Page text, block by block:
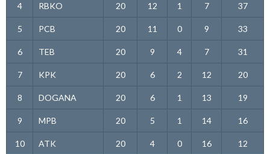
4 RBKO 20 12 1 7 37
5 PCB 20 11 0 9 33
6 TEB 20 9 4 7 31
7 KPK 20 6 2 12 20
8 DOGANA 20 6 1 13 19
9 MPB 20 5 1 14 16
10 ATK 20 4 0 16 12